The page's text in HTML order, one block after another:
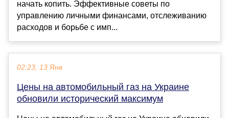
начать копить. Эффективные советы по
управлению личными финансами, отслеживанию
расходов и борьбе с имп...
02:23, 13 Янв
Цены на автомобильный газ на Украине
обновили исторический максимум